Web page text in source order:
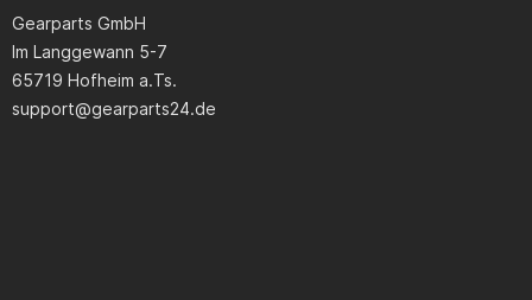
Gearparts GmbH
Im Langgewann 5-7
65719 Hofheim a.Ts.
support@gearparts24.de